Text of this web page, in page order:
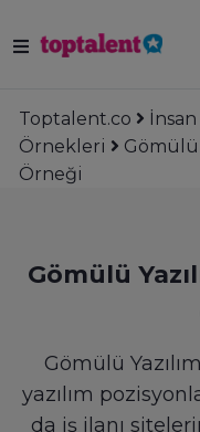
Toptalent.co
Örnekleri
Gömülü
Örneği
Gömülü
Gömülü
yazılım
da iş ilanı